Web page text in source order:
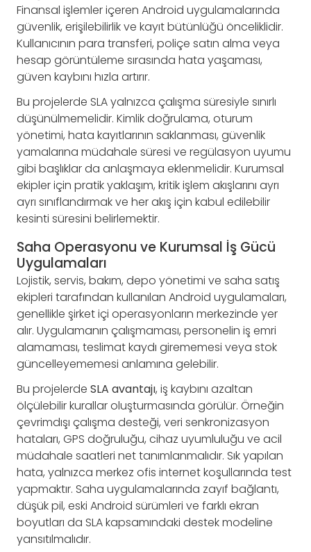
Finansal işlemler içeren Android uygulamalarında
güvenlik, erişilebilirlik ve kayıt bütünlüğü önceliklidir.
Kullanıcının para transferi, poliçe satın alma veya
hesap görüntüleme sırasında hata yaşaması,
güven kaybını hızla artırır.
Bu projelerde SLA yalnızca çalışma süresiyle sınırlı
düşünülmemelidir. Kimlik doğrulama, oturum
yönetimi, hata kayıtlarının saklanması, güvenlik
yamalarına müdahale süresi ve regülasyon uyumu
gibi başlıklar da anlaşmaya eklenmelidir. Kurumsal
ekipler için pratik yaklaşım, kritik işlem akışlarını ayrı
ayrı sınıflandırmak ve her akış için kabul edilebilir
kesinti süresini belirlemektir.
Saha Operasyonu ve Kurumsal İş Gücü
Uygulamaları
Lojistik, servis, bakım, depo yönetimi ve saha satış
ekipleri tarafından kullanılan Android uygulamaları,
genellikle şirket içi operasyonların merkezinde yer
alır. Uygulamanın çalışmaması, personelin iş emri
alamaması, teslimat kaydı girememesi veya stok
güncelleyememesi anlamına gelebilir.
Bu projelerde SLA avantajı, iş kaybını azaltan
ölçülebilir kurallar oluşturmasında görülür. Örneğin
çevrimdışı çalışma desteği, veri senkronizasyon
hataları, GPS doğruluğu, cihaz uyumluluğu ve acil
müdahale saatleri net tanımlanmalıdır. Sık yapılan
hata, yalnızca merkez ofis internet koşullarında test
yapmaktır. Saha uygulamalarında zayıf bağlantı,
düşük pil, eski Android sürümleri ve farklı ekran
boyutları da SLA kapsamındaki destek modeline
yansıtılmalıdır.